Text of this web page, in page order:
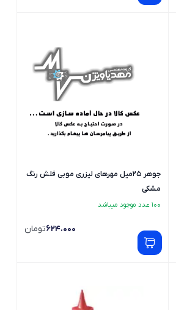
جوهر 25میل مهرهای لیزری موبی فلش رنگ
مشکی
100 عدد موجود میباشد
624.000تومان